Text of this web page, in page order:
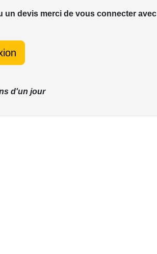
devis merci de vous connecter avec
d'un jour